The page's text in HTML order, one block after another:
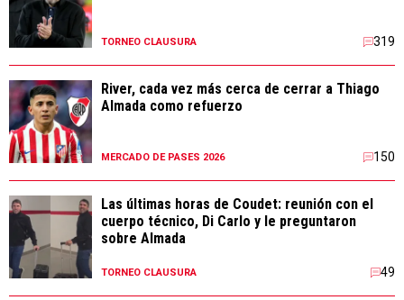
TORNEO CLAUSURA 319
River, cada vez más cerca de cerrar a Thiago
Almada como refuerzo
MERCADO DE PASES 2026 150
Las últimas horas de Coudet: reunión con el
cuerpo técnico, Di Carlo y le preguntaron
sobre Almada
TORNEO CLAUSURA 49